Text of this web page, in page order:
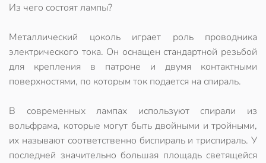
Из чего состоят лампы?
Металлический цоколь играет роль проводника
электрического тока. Он оснащен стандартной резьбой
для крепления в патроне и двумя контактными
поверхностями, по которым ток подается на спираль.
В современных лампах используют спирали из
вольфрама, которые могут быть двойными и тройными,
их называют соответственно биспираль и триспираль. У
последней значительно большая площадь светящейся